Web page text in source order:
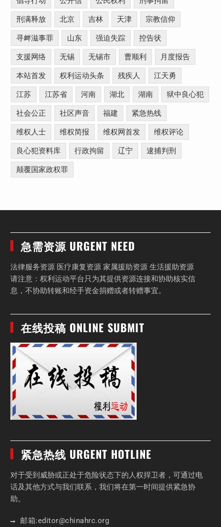
刑满释放 北京 吉林 天津 宗教信仰
寻衅滋事罪 山东 强迫失踪 控告状
支援网络 无锡 无锡市 曹顺利 月度报告
本站首发 权利运动头条 残疾人 江天勇
江苏 江苏省 河南 湖北 湖南 狱中良心犯
社会公正 社区声音 福建 紧急热线
维权人士 维权简报 维权网首发 维权评论
良心犯资料库 行政拘留 辽宁 逮捕判刑
颠覆国家政权罪
急需资源 URGENT NEED
法律服务资源 医疗康复资源 家属援助资源 生活援助资源
请注意：权利运动平台只为其提供资源连接和协助核实信
息，不协助转账和经手资金捐赠或者转赠事宜。
在线投稿 ONLINE SUBMIT
紧急热线 URGENT HOTLINE
对于受到威胁或正处于危险状态下的人权捍卫者，可通过电
话及其他方式与我们联系，我们将在第一时间提供紧急协
助。
邮箱:editor@chinahrc.org